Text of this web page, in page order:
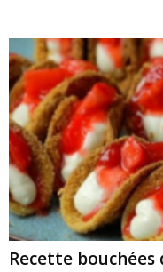
Recette bouchées